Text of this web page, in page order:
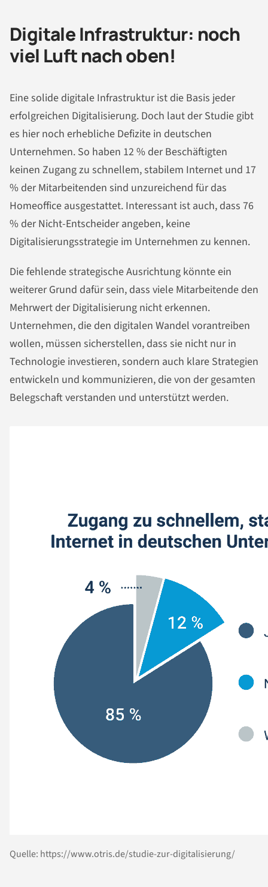
Digitale Infrastruktur: noch
viel Luft nach oben!
Eine solide digitale Infrastruktur ist die Basis jeder
erfolgreichen Digitalisierung. Doch laut der Studie gibt
es hier noch erhebliche Defizite in deutschen
Unternehmen. So haben 12 % der Beschäftigten
keinen Zugang zu schnellem, stabilem Internet und 17
% der Mitarbeitenden sind unzureichend für das
Homeoffice ausgestattet. Interessant ist auch, dass 76
% der Nicht-Entscheider angeben, keine
Digitalisierungsstrategie im Unternehmen zu kennen​.
Die fehlende strategische Ausrichtung könnte ein
weiterer Grund dafür sein, dass viele Mitarbeitende den
Mehrwert der Digitalisierung nicht erkennen.
Unternehmen, die den digitalen Wandel vorantreiben
wollen, müssen sicherstellen, dass sie nicht nur in
Technologie investieren, sondern auch klare Strategien
entwickeln und kommunizieren, die von der gesamten
Belegschaft verstanden und unterstützt werden.
Quelle: https://www.otris.de/studie-zur-digitalisierung/